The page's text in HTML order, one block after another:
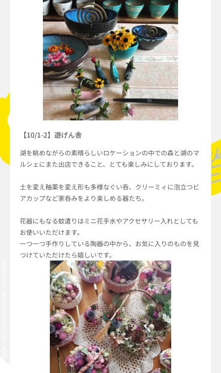
【10/1-2】遊げん舎
湖を眺めながらの素晴らしいロケーションの中での森と湖のマ
ルシェにまた出店できること、とても楽しみにしております。
土を変え釉薬を変え形も多様なぐい呑、クリーミィに泡立つビ
アカップなど家呑みをより楽しめる器たち。
花器にもなる蚊遣りはミニ花手水やアクセサリー入れとしても
お使いいただけます。
一つ一つ手作りしている陶器の中から、お気に入りのものを見
つけていただけたら嬉しいです。